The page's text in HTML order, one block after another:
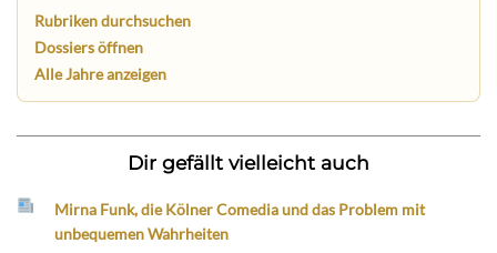
Rubriken durchsuchen
Dossiers öffnen
Alle Jahre anzeigen
Dir gefällt vielleicht auch
Mirna Funk, die Kölner Comedia und das Problem mit
unbequemen Wahrheiten